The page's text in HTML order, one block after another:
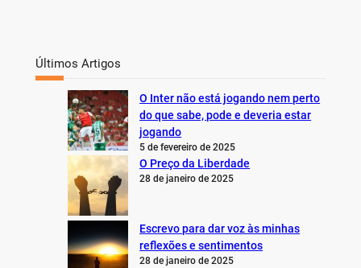
Últimos Artigos
O Inter não está jogando nem perto
do que sabe, pode e deveria estar
jogando
5 de fevereiro de 2025
O Preço da Liberdade
28 de janeiro de 2025
Escrevo para dar voz às minhas
reflexões e sentimentos
28 de janeiro de 2025